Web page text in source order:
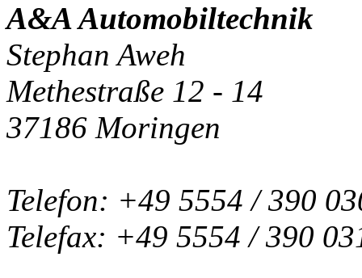
A&A Automobiltechnik
Stephan Aweh
Methestraße 12 - 14
37186 Moringen
Telefon: +49 5554 / 390
Telefax: +49 5554 / 390